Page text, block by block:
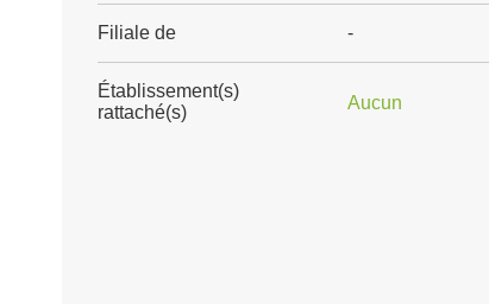
Filiale de -
Établissement(s)
rattaché(s)
Aucun